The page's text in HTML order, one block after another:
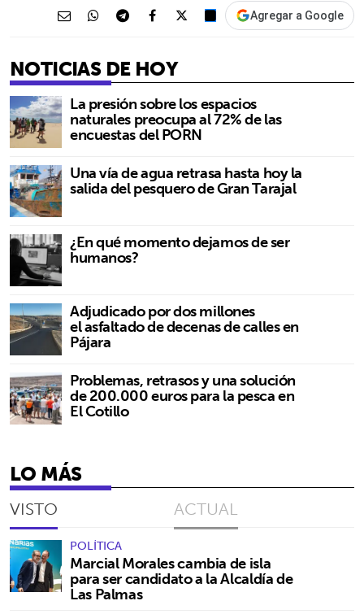
Agregar a Google
NOTICIAS DE HOY
La presión sobre los espacios
naturales preocupa al 72% de las
encuestas del PORN
Una vía de agua retrasa hasta hoy la
salida del pesquero de Gran Tarajal
¿En qué momento dejamos de ser
humanos?
Adjudicado por dos millones
el asfaltado de decenas de calles en
Pájara
Problemas, retrasos y una solución
de 200.000 euros para la pesca en
El Cotillo
LO MÁS
VISTO ACTUAL
POLÍTICA
Marcial Morales cambia de isla
para ser candidato a la Alcaldía de
Las Palmas